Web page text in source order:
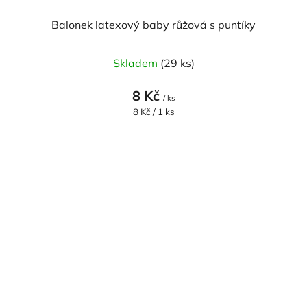
Balonek latexový baby růžová s puntíky
Skladem (29 ks)
8 Kč / ks
Měrná
8 Kč / 1 ks